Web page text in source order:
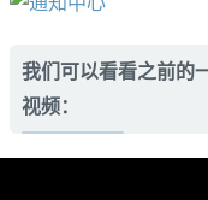
我们可以看看之前
视频：